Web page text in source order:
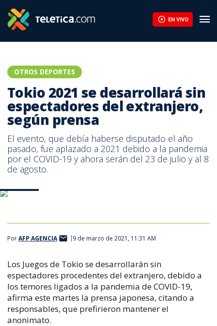
EN VIVO
OTROS DEPORTES
Tokio 2021 se desarrollará sin
espectadores del extranjero,
según prensa
El evento, que debía haberse disputado el año
pasado, fue aplazado a 2021 debido a la pandemia
por el COVID-19 y ahora serán del 23 de julio y al 8
de agosto.
PorAFP AGENCIA 9 de marzo de 2021, 11:31 AM
Los Juegos de Tokio se desarrollarán sin
espectadores procedentes del extranjero, debido a
los temores ligados a la pandemia de COVID-19,
afirma este martes la prensa japonesa, citando a
responsables, que prefirieron mantener el
anonimato.